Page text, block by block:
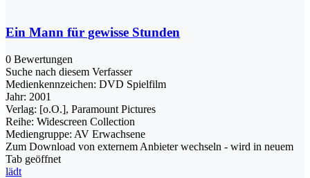
Ein Mann für gewisse Stunden
0 Bewertungen
Suche nach diesem Verfasser
Medienkennzeichen: DVD Spielfilm
Jahr: 2001
Verlag: [o.O.], Paramount Pictures
Reihe: Widescreen Collection
Mediengruppe: AV Erwachsene
Zum Download von externem Anbieter wechseln - wird in neuem
Tab geöffnet
lädt